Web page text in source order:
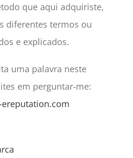
que aqui adquiriste,
diferentes termos ou
e explicados.
uma palavra neste
em perguntar-me:
ereputation.com